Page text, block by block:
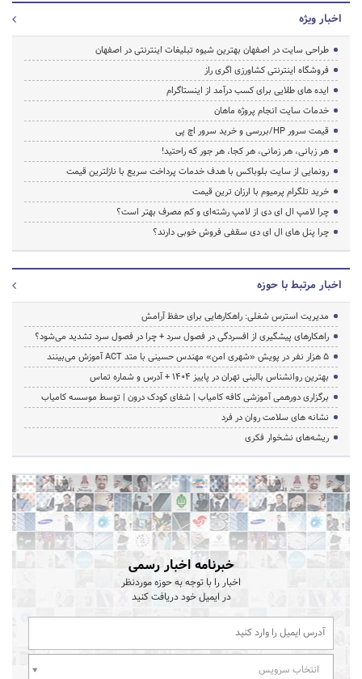
اخبار ویژه
طراحی سایت در اصفهان بهترین شیوه تبلیغات اینترنتی در اصفهان
فروشگاه اینترنتی کشاورزی اگری راز
ایده های طلایی برای کسب درآمد از اینستاگرام
خدمات سایت انجام پروژه ماهان
قیمت سرور HP/بررسی و خرید سرور اچ پی
هر زبانی، هر زمانی، هر کجا، هر جور که راحتید!
رونمایی از سایت بلوباکس با هدف خدمات پرداخت سریع با نازلترین قیمت
خرید تلگرام پرمیوم با ارزان ترین قیمت
چرا لامپ ال ای دی از لامپ رشته‌ای و کم مصرف بهتر است؟
چرا پنل های ال ای دی سقفی فروش خوبی دارند؟
اخبار مرتبط با حوزه
مدیریت استرس شغلی: راهکارهایی برای حفظ آرامش
راهکارهای پیشگیری از افسردگی در فصول سرد + چرا در فصول سرد تشدید می‌شود؟
۵ هزار نفر در پویش «شهری امن» مهندس حسینی با متد ACT آموزش می‌بینند
بهترین روانشناس بالینی تهران در پاییز 1404 + آدرس و شماره تماس
برگزاری دورهمی آموزشی کافه کامیاب | شفای کودک درون | توسط موسسه کامیاب
نشانه های سلامت روان در فرد
ریشه‌های نشخوار فکری
خبرنامه اخبار رسمی
اخبار را با توجه به حوزه موردنظر
در ایمیل خود دریافت کنید
انتخاب سرویس